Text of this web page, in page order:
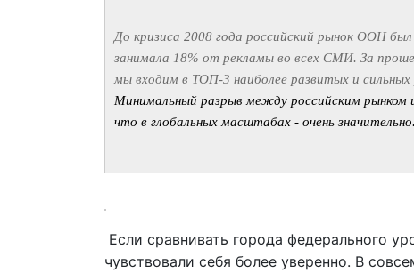
До кризиса 2008 года российский рынок OOH
занимала 18% от рекламы во всех СМИ. За
мы входим в ТОП-3 наиболее развитых и сильных
Минимальный разрыв между российским
что в глобальных масштабах - очень значительно.
Если сравнивать города федерального
чувствовали себя более уверенно. В